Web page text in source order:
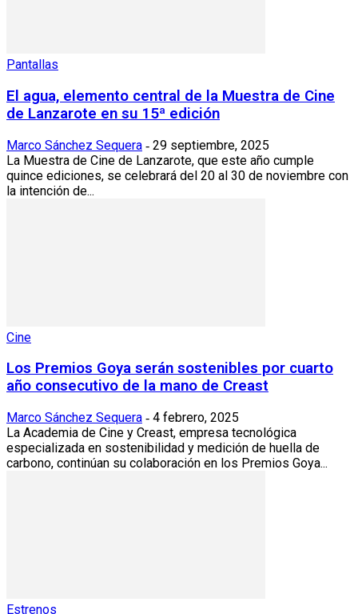
Pantallas
El agua, elemento central de la Muestra de Cine
de Lanzarote en su 15ª edición
Marco Sánchez Sequera - 29 septiembre, 2025
La Muestra de Cine de Lanzarote, que este año cumple
quince ediciones, se celebrará del 20 al 30 de noviembre con
la intención de...
Cine
Los Premios Goya serán sostenibles por cuarto
año consecutivo de la mano de Creast
Marco Sánchez Sequera - 4 febrero, 2025
La Academia de Cine y Creast, empresa tecnológica
especializada en sostenibilidad y medición de huella de
carbono, continúan su colaboración en los Premios Goya...
Estrenos